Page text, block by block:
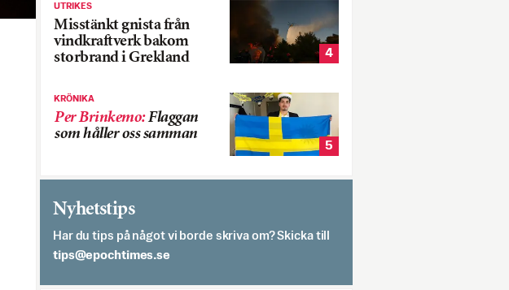
UTRIKES
Misstänkt gnista från
vindkraftverk bakom
storbrand i Grekland
4
KRÖNIKA
Per Brinkemo:Flaggan
som håller oss samman
5
Nyhetstips
Har du tips på något vi borde skriva om? Skicka till
es.semithcope@spit